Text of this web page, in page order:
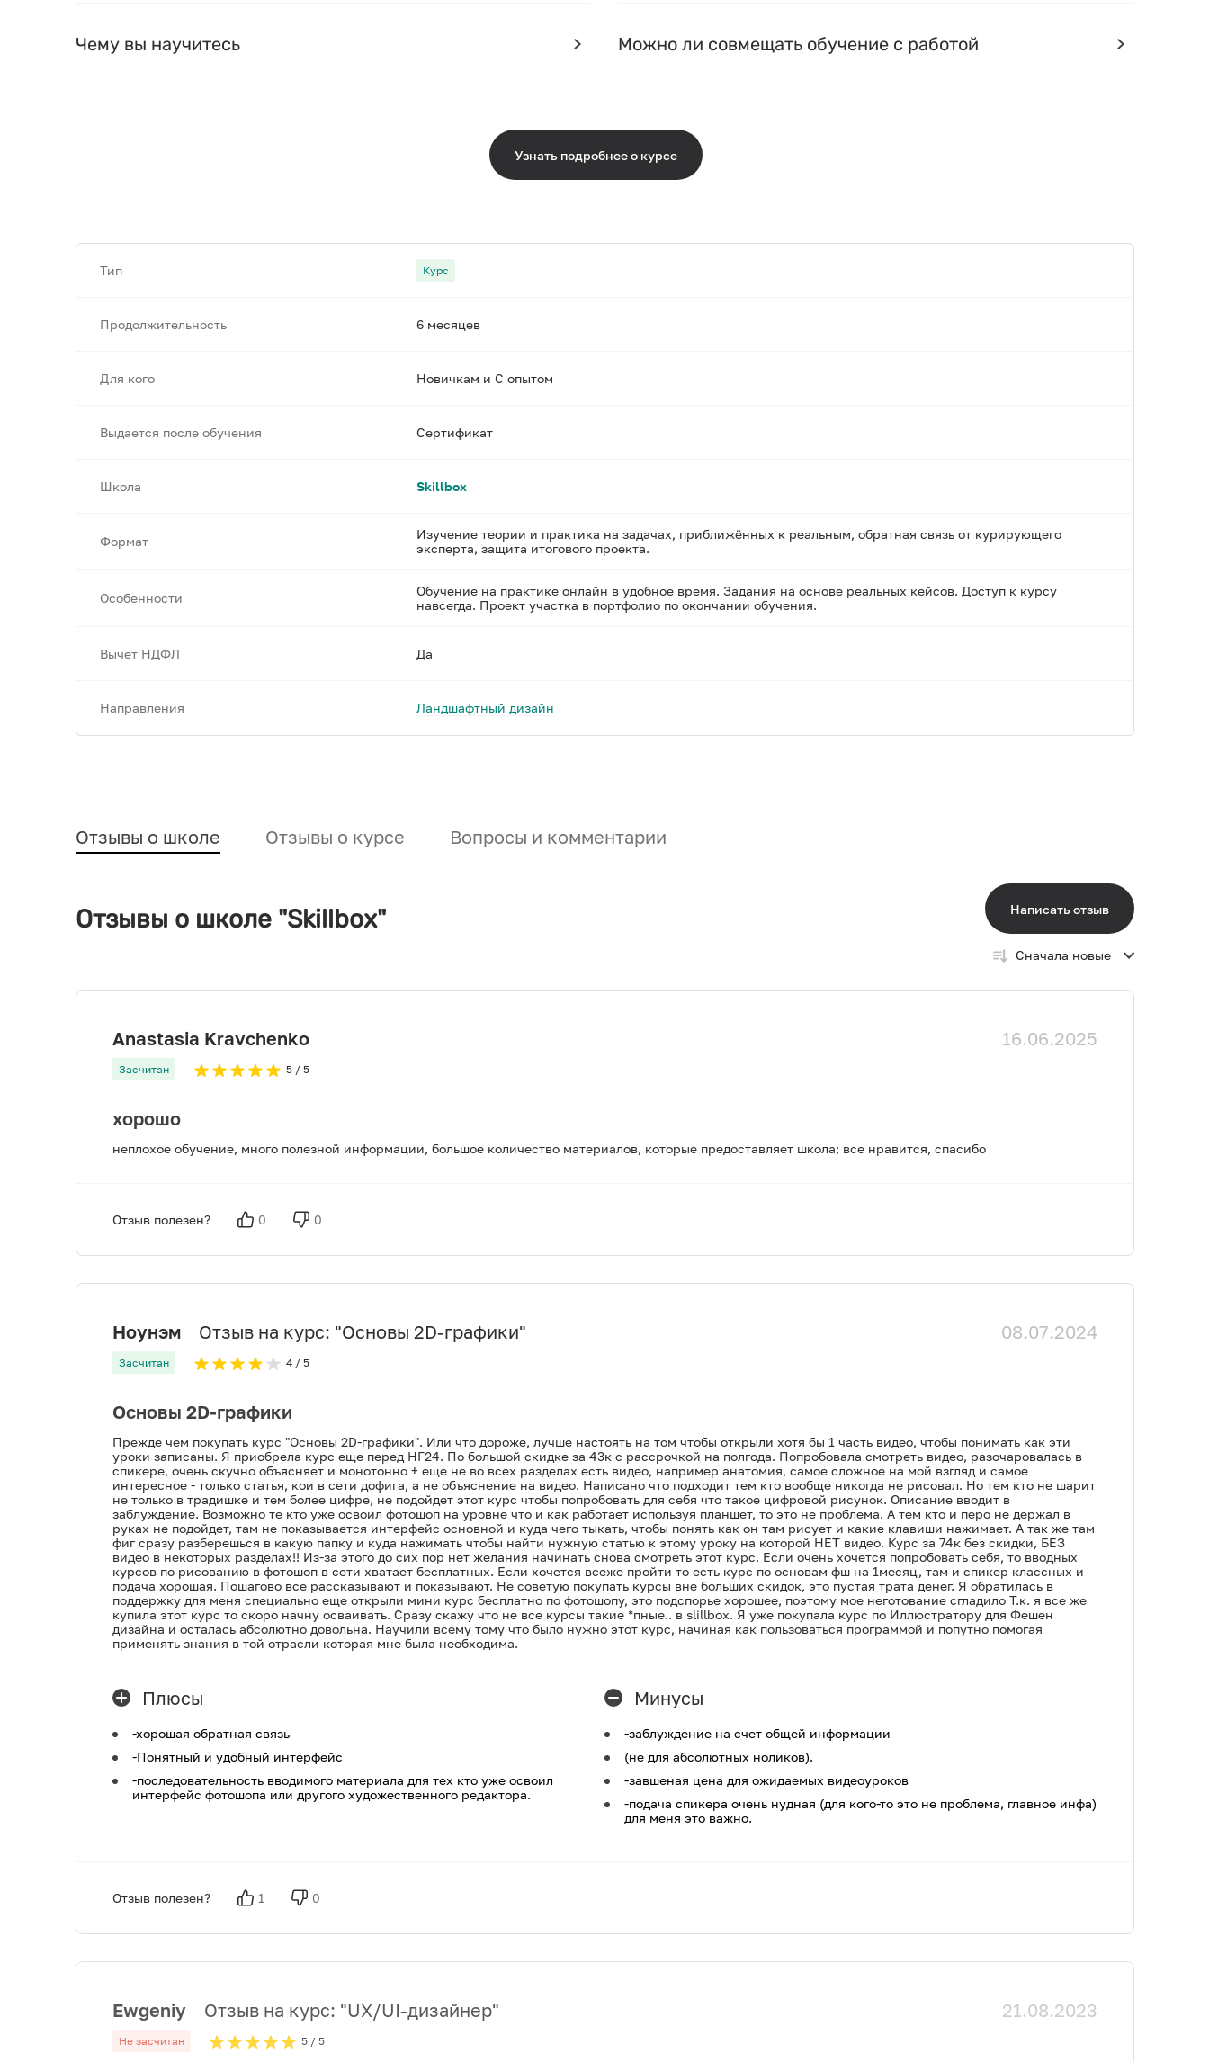
Чему вы научитесь Можно ли совмещать обучение с работой
Узнать подробнее о курсе
Тип Курс
Продолжительность 6 месяцев
Для кого Новичкам и С опытом
Выдается после обучения Сертификат
Школа Skillbox
Формат
Изучение теории и практика на задачах, приближённых к реальным, обратная связь от курирующего
эксперта, защита итогового проекта.
Особенности
Обучение на практике онлайн в удобное время. Задания на основе реальных кейсов. Доступ к курсу
навсегда. Проект участка в портфолио по окончании обучения.
Вычет НДФЛ Да
Направления Ландшафтный дизайн
Отзывы о школе Отзывы о курсе Вопросы и комментарии
Отзывы о школе "Skillbox" Написать отзыв
Сначала новые
Anastasia Kravchenko 16.06.2025
Засчитан 5 / 5
хорошо
неплохое обучение, много полезной информации, большое количество материалов, которые предоставляет школа; все нравится, спасибо
Отзыв полезен? 0 0
Ноунэм Отзыв на курс: "Основы 2D-графики" 08.07.2024
Засчитан 4 / 5
Основы 2D-графики
Прежде чем покупать курс "Основы 2D-графики". Или что дороже, лучше настоять на том чтобы открыли хотя бы 1 часть видео, чтобы понимать как эти
уроки записаны. Я приобрела курс еще перед НГ24. По большой скидке за 43к с рассрочкой на полгода. Попробовала смотреть видео, разочаровалась в
спикере, очень скучно объясняет и монотонно + еще не во всех разделах есть видео, например анатомия, самое сложное на мой взгляд и самое
интересное - только статья, кои в сети дофига, а не объяснение на видео. Написано что подходит тем кто вообще никогда не рисовал. Но тем кто не шарит
не только в традишке и тем более цифре, не подойдет этот курс чтобы попробовать для себя что такое цифровой рисунок. Описание вводит в
заблуждение. Возможно те кто уже освоил фотошоп на уровне что и как работает используя планшет, то это не проблема. А тем кто и перо не держал в
руках не подойдет, там не показывается интерфейс основной и куда чего тыкать, чтобы понять как он там рисует и какие клавиши нажимает. А так же там
фиг сразу разберешься в какую папку и куда нажимать чтобы найти нужную статью к этому уроку на которой НЕТ видео. Курс за 74к без скидки, БЕЗ
видео в некоторых разделах!! Из-за этого до сих пор нет желания начинать снова смотреть этот курс. Если очень хочется попробовать себя, то вводных
курсов по рисованию в фотошоп в сети хватает бесплатных. Если хочется всеже пройти то есть курс по основам фш на 1месяц, там и спикер классных и
подача хорошая. Пошагово все рассказывают и показывают. Не советую покупать курсы вне больших скидок, это пустая трата денег. Я обратилась в
поддержку для меня специально еще открыли мини курс бесплатно по фотошопу, это подспорье хорошее, поэтому мое неготование сгладило Т.к. я все же
купила этот курс то скоро начну осваивать. Сразу скажу что не все курсы такие *пные.. в slillbox. Я уже покупала курс по Иллюстратору для Фешен
дизайна и осталась абсолютно довольна. Научили всему тому что было нужно этот курс, начиная как пользоваться программой и попутно помогая
применять знания в той отрасли которая мне была необходима.
Плюсы
-хорошая обратная связь
-Понятный и удобный интерфейс
-последовательность вводимого материала для тех кто уже освоил
интерфейс фотошопа или другого художественного редактора.
Минусы
-заблуждение на счет общей информации
(не для абсолютных ноликов).
-завшеная цена для ожидаемых видеоуроков
-подача спикера очень нудная (для кого-то это не проблема, главное инфа)
для меня это важно.
Отзыв полезен? 1 0
Ewgeniy Отзыв на курс: "UX/UI-дизайнер" 21.08.2023
Не засчитан 5 / 5